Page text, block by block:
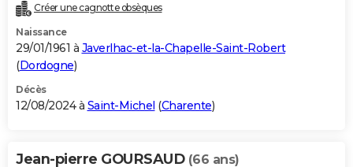
Créer une cagnotte obsèques
Naissance
29/01/1961 à Javerlhac-et-la-Chapelle-Saint-Robert
(Dordogne)
Décès
12/08/2024 à Saint-Michel (Charente)
Jean-pierre GOURSAUD (66 ans)